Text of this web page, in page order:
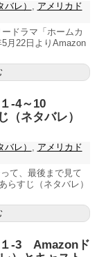
レ） , アメリカド
ドラマ「ホームカ
月22日よりAmazon
-4～10
（ネタバレ）
レ） , アメリカド
て、最後まで見て
らすじ（ネタバレ）
-3 Amazonド